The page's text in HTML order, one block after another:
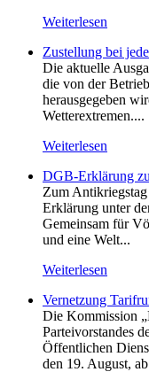
Weiterlesen
Zustellung bei
Die aktuelle
die von der
herausgegeben
Wetterextremen....
Weiterlesen
DGB-Erklärung
Zum
Erklärung unter
Gemeinsam für
und eine Welt...
Weiterlesen
Vernetzung
Die Kommission
Parteivorstandes
Öffentlichen
den 19. August,